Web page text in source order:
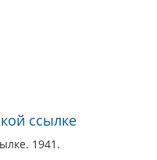
ссылке
1941.